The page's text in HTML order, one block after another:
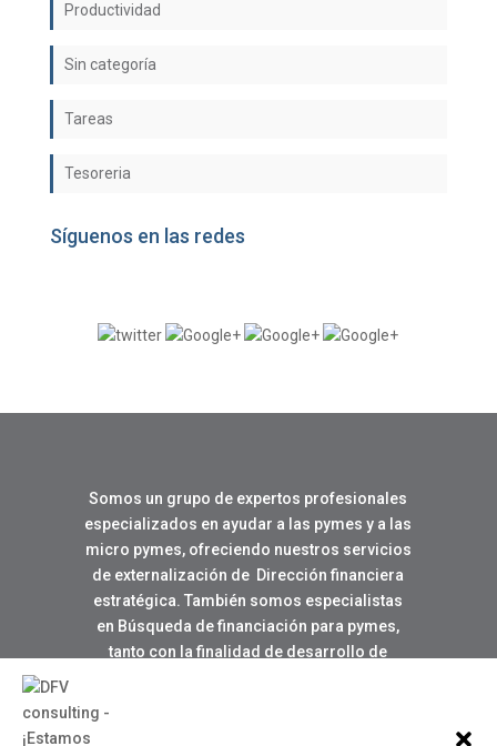
Productividad
Sin categoría
Tareas
Tesoreria
Síguenos en las redes
Somos un grupo de expertos profesionales
especializados en ayudar a las pymes y a las
micro pymes, ofreciendo nuestros servicios
de externalización de Dirección financiera
estratégica. También somos especialistas
en Búsqueda de financiación para pymes,
tanto con la finalidad de desarrollo de